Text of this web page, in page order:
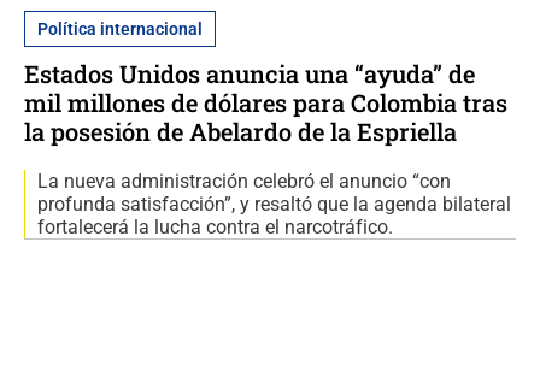
Política internacional
Estados Unidos anuncia una “ayuda” de
mil millones de dólares para Colombia tras
la posesión de Abelardo de la Espriella
La nueva administración celebró el anuncio “con
profunda satisfacción”, y resaltó que la agenda bilateral
fortalecerá la lucha contra el narcotráfico.